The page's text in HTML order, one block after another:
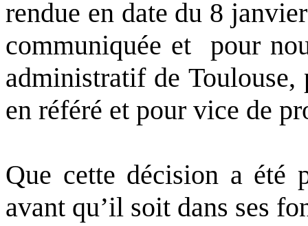
rendue en date du 8
communiquée et
pour
administratif de Toulouse,
en référé et pour vice de
Que cette décision a été
avant qu’il soit dans ses